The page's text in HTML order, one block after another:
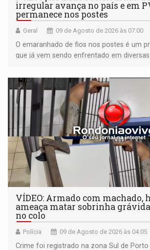
irregular avança no país e em
permanece nos postes
Geral 09 de Agosto de 2026 às 07:00
O emaranhado de fios nos postes é um
que já vem sendo enfrentado em
VÍDEO: Armado com machado,
ameaça matar sobrinha grávida
no colo
Polícia 09 de Agosto de 2026 às 04:05
Crime foi registrado na zona Sul de Porto